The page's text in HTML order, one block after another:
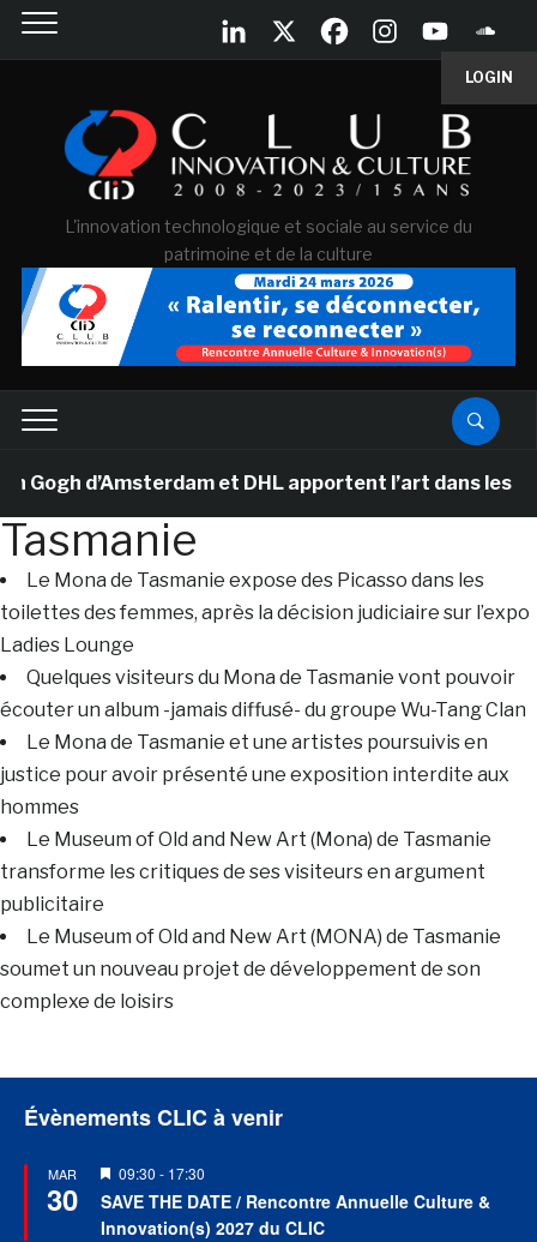
LOGIN
L'innovation technologique et sociale au service du
patrimoine et de la culture
d’Amsterdam et DHL apportent l’art dans les
Tasmanie
Le Mona de Tasmanie expose des Picasso dans les
toilettes des femmes, après la décision judiciaire sur l’expo
Ladies Lounge
Quelques visiteurs du Mona de Tasmanie vont pouvoir
écouter un album -jamais diffusé- du groupe Wu-Tang Clan
Le Mona de Tasmanie et une artistes poursuivis en
justice pour avoir présenté une exposition interdite aux
hommes
Le Museum of Old and New Art (Mona) de Tasmanie
transforme les critiques de ses visiteurs en argument
publicitaire
Le Museum of Old and New Art (MONA) de Tasmanie
soumet un nouveau projet de développement de son
complexe de loisirs
Évènements CLIC à venir
MAR
30
Mis
en
avant
09:30 - 17:30
SAVE THE DATE / Rencontre Annuelle Culture &
Innovation(s) 2027 du CLIC